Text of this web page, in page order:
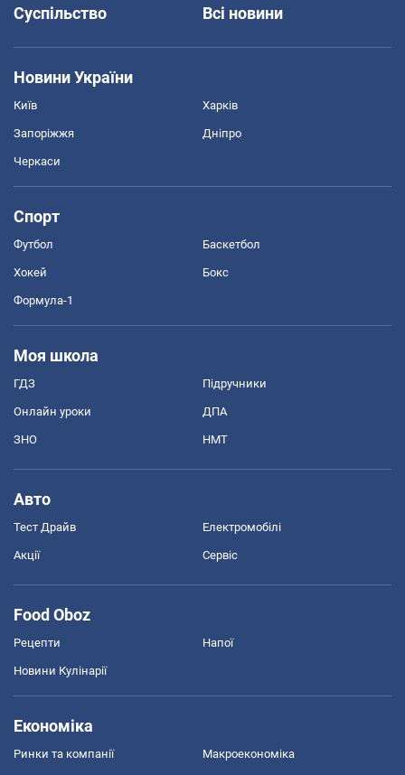
Суспільство
Всі новини
Новини України
Київ Харків
Запоріжжя Дніпро
Черкаси
Спорт
Футбол Баскетбол
Хокей Бокс
Формула-1
Моя школа
ГДЗ Підручники
Онлайн уроки ДПА
ЗНО НМТ
Авто
Тест Драйв Електромобілі
Акції Сервіс
Food Oboz
Рецепти Напої
Новини Кулінарії
Економіка
Ринки та компанії Макроекономіка